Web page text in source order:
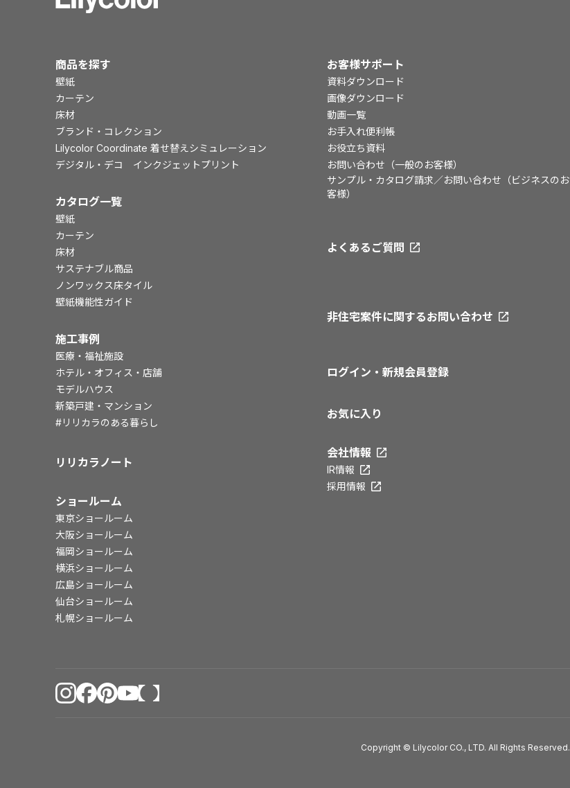
商品を探す
壁紙
カーテン
床材
ブランド・コレクション
Lilycolor Coordinate 着せ替えシミュレーション
デジタル・デコ インクジェットプリント
カタログ一覧
壁紙
カーテン
床材
サステナブル商品
ノンワックス床タイル
壁紙機能性ガイド
施工事例
医療・福祉施設
ホテル・オフィス・店舗
モデルハウス
新築戸建・マンション
#リリカラのある暮らし
リリカラノート
ショールーム
東京ショールーム
大阪ショールーム
福岡ショールーム
横浜ショールーム
広島ショールーム
仙台ショールーム
札幌ショールーム
お客様サポート
資料ダウンロード
画像ダウンロード
動画一覧
お手入れ便利帳
お役立ち資料
お問い合わせ（一般のお客様）
サンプル・カタログ請求／お問い合わせ（ビジネスのお
客様）
よくあるご質問
非住宅案件に関するお問い合わせ
ログイン・新規会員登録
お気に入り
会社情報
IR情報
採用情報
Copyright © Lilycolor CO., LTD. All Rights Reserved.